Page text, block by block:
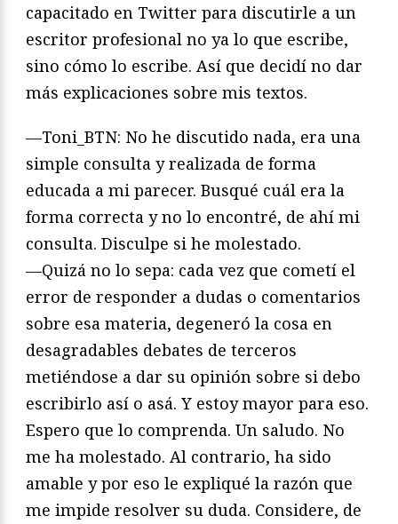
capacitado en Twitter para discutirle a un
escritor profesional no ya lo que escribe,
sino cómo lo escribe. Así que decidí no dar
más explicaciones sobre mis textos.
—Toni_BTN: No he discutido nada, era una
simple consulta y realizada de forma
educada a mi parecer. Busqué cuál era la
forma correcta y no lo encontré, de ahí mi
consulta. Disculpe si he molestado.
—Quizá no lo sepa: cada vez que cometí el
error de responder a dudas o comentarios
sobre esa materia, degeneró la cosa en
desagradables debates de terceros
metiéndose a dar su opinión sobre si debo
escribirlo así o asá. Y estoy mayor para eso.
Espero que lo comprenda. Un saludo. No
me ha molestado. Al contrario, ha sido
amable y por eso le expliqué la razón que
me impide resolver su duda. Considere, de